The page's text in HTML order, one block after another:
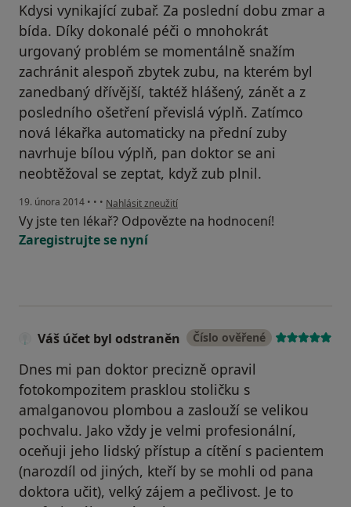
Kdysi vynikající zubař. Za poslední dobu zmar a
bída. Díky dokonalé péči o mnohokrát
urgovaný problém se momentálně snažím
zachránit alespoň zbytek zubu, na kterém byl
zanedbaný dřívější, taktéž hlášený, zánět a z
posledního ošetření převislá výplň. Zatímco
nová lékařka automaticky na přední zuby
navrhuje bílou výplň, pan doktor se ani
neobtěžoval se zeptat, když zub plnil.
19. února 2014 • • • podle názoru uživatele Váš účet byl odstraněn
Nahlásit zneužití
Vy jste ten lékař? Odpovězte na hodnocení!
Zaregistrujte se nyní
Váš účet byl odstraněn Číslo ověřené
Dnes mi pan doktor precizně opravil
fotokompozitem prasklou stoličku s
amalganovou plombou a zaslouží se velikou
pochvalu. Jako vždy je velmi profesionální,
oceňuji jeho lidský přístup a cítění s pacientem
(narozdíl od jiných, kteří by se mohli od pana
doktora učit), velký zájem a pečlivost. Je to